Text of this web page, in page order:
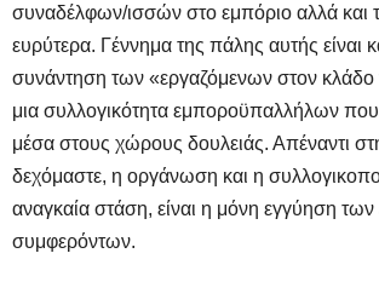
συναδέλφων/ισσών στο εμπόριο αλλά και
ευρύτερα. Γέννημα της πάλης αυτής είναι
συνάντηση των «εργαζόμενων στον κλάδο
μια συλλογικότητα εμποροϋπαλλήλων που
μέσα στους χώρους δουλειάς. Απέναντι
δεχόμαστε, η οργάνωση και η
αναγκαία στάση, είναι η μόνη εγγύηση των
συμφερόντων.